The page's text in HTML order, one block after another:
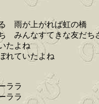
雨が上がれば虹の橋
みんなすてきな友だち
よね
ていたよね
ラ
ラ